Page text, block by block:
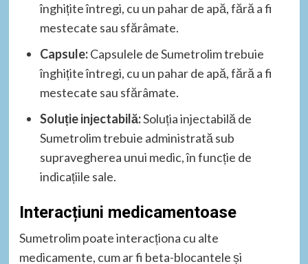
înghițite întregi, cu un pahar de apă, fără a fi
mestecate sau sfărâmate.
Capsule:Capsulele de Sumetrolim trebuie
înghițite întregi, cu un pahar de apă, fără a fi
mestecate sau sfărâmate.
Soluție injectabilă:Soluția injectabilă de
Sumetrolim trebuie administrată sub
supravegherea unui medic, în funcție de
indicațiile sale.
Interacțiuni medicamentoase
Sumetrolim poate interacționa cu alte
medicamente, cum ar fi beta-blocantele și